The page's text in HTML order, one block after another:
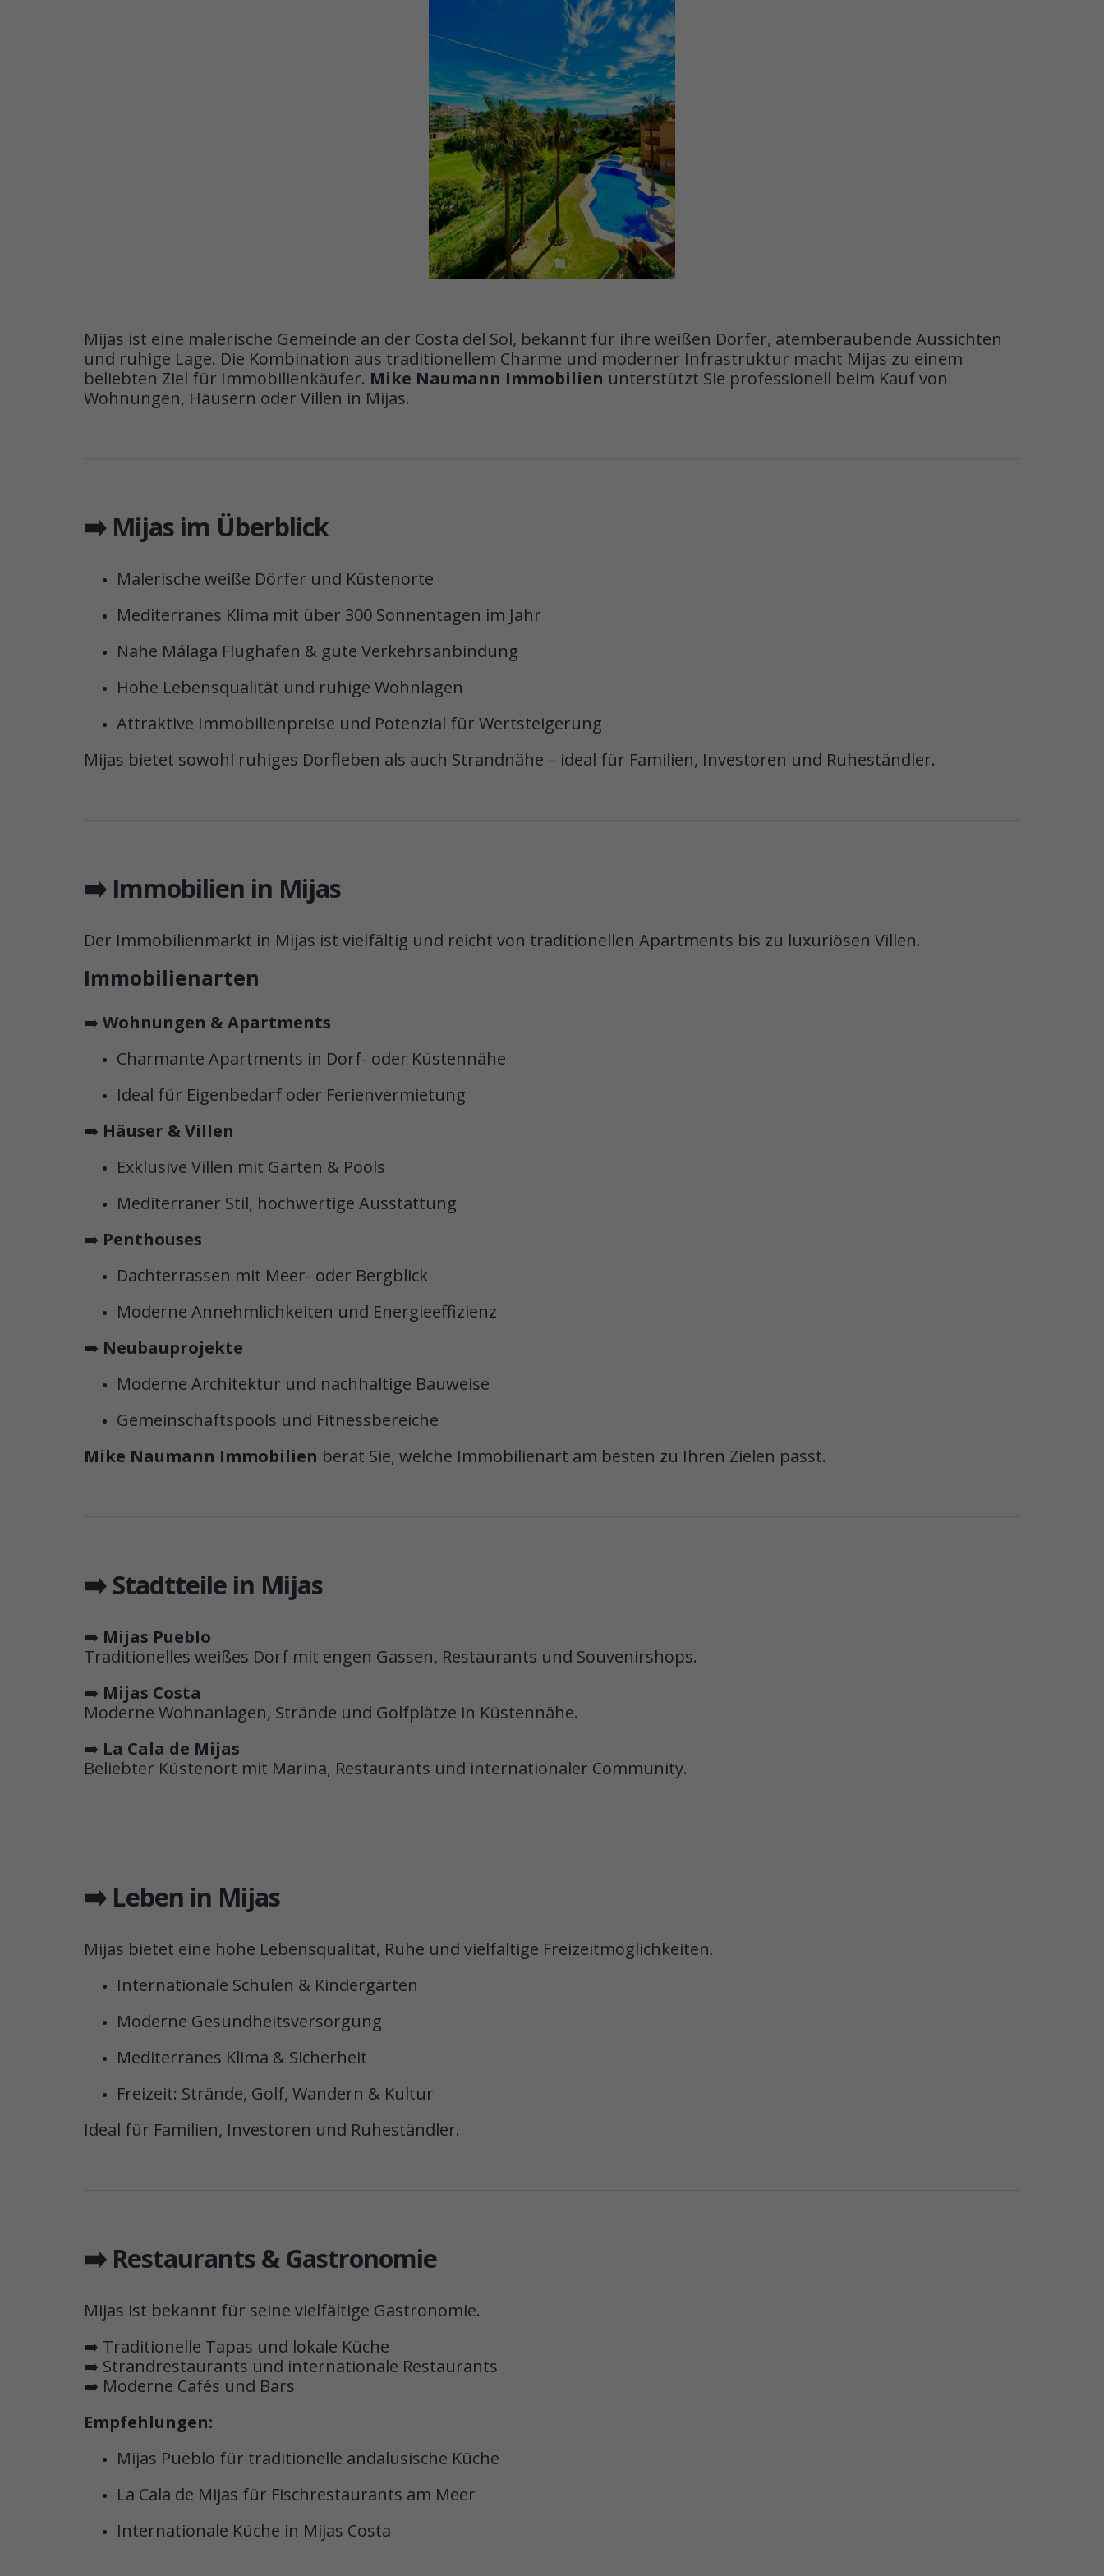
Mijas ist eine malerische Gemeinde an der Costa del Sol, bekannt für ihre weißen Dörfer, atemberaubende Aussichten
und ruhige Lage. Die Kombination aus traditionellem Charme und moderner Infrastruktur macht Mijas zu einem
beliebten Ziel für Immobilienkäufer. Mike Naumann Immobilien unterstützt Sie professionell beim Kauf von
Wohnungen, Häusern oder Villen in Mijas.
➡️ Mijas im Überblick
Malerische weiße Dörfer und Küstenorte
Mediterranes Klima mit über 300 Sonnentagen im Jahr
Nahe Málaga Flughafen & gute Verkehrsanbindung
Hohe Lebensqualität und ruhige Wohnlagen
Attraktive Immobilienpreise und Potenzial für Wertsteigerung
Mijas bietet sowohl ruhiges Dorfleben als auch Strandnähe – ideal für Familien, Investoren und Ruheständler.
➡️ Immobilien in Mijas
Der Immobilienmarkt in Mijas ist vielfältig und reicht von traditionellen Apartments bis zu luxuriösen Villen.
Immobilienarten
➡️ Wohnungen & Apartments
Charmante Apartments in Dorf- oder Küstennähe
Ideal für Eigenbedarf oder Ferienvermietung
➡️ Häuser & Villen
Exklusive Villen mit Gärten & Pools
Mediterraner Stil, hochwertige Ausstattung
➡️ Penthouses
Dachterrassen mit Meer- oder Bergblick
Moderne Annehmlichkeiten und Energieeffizienz
➡️ Neubauprojekte
Moderne Architektur und nachhaltige Bauweise
Gemeinschaftspools und Fitnessbereiche
Mike Naumann Immobilien berät Sie, welche Immobilienart am besten zu Ihren Zielen passt.
➡️ Stadtteile in Mijas
➡️ Mijas Pueblo
Traditionelles weißes Dorf mit engen Gassen, Restaurants und Souvenirshops.
➡️ Mijas Costa
Moderne Wohnanlagen, Strände und Golfplätze in Küstennähe.
➡️ La Cala de Mijas
Beliebter Küstenort mit Marina, Restaurants und internationaler Community.
➡️ Leben in Mijas
Mijas bietet eine hohe Lebensqualität, Ruhe und vielfältige Freizeitmöglichkeiten.
Internationale Schulen & Kindergärten
Moderne Gesundheitsversorgung
Mediterranes Klima & Sicherheit
Freizeit: Strände, Golf, Wandern & Kultur
Ideal für Familien, Investoren und Ruheständler.
➡️ Restaurants & Gastronomie
Mijas ist bekannt für seine vielfältige Gastronomie.
➡️ Traditionelle Tapas und lokale Küche
➡️ Strandrestaurants und internationale Restaurants
➡️ Moderne Cafés und Bars
Empfehlungen:
Mijas Pueblo für traditionelle andalusische Küche
La Cala de Mijas für Fischrestaurants am Meer
Internationale Küche in Mijas Costa